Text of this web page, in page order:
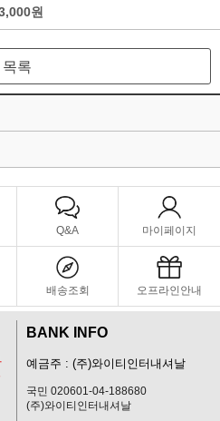
원
목록
Q&A 마이페이지
배송조회 오프라인안내
BANK INFO
예금주 : (주)와이티인터내셔날
국민 020601-04-188680
(주)와이티인터내셔날